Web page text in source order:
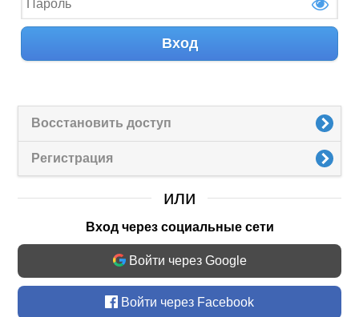
Вход
Восстановить доступ
Регистрация
или
Вход через социальные сети
Войти через Google
Войти через Facebook